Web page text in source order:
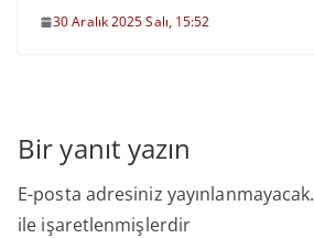
30 Aralık 2025 Salı, 15:52
Bir yanıt yazın
E-posta adresiniz yayınlanmayacak.
ile işaretlenmişlerdir